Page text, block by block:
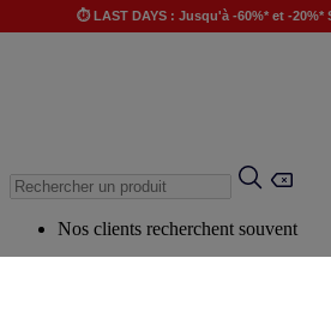
⏱️ LAST DAYS : Jusqu'à -60%* et -20%*
Nos clients recherchent souvent